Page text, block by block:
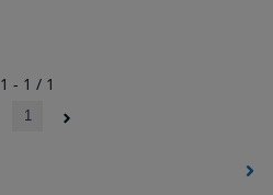
1 - 1 / 1
1